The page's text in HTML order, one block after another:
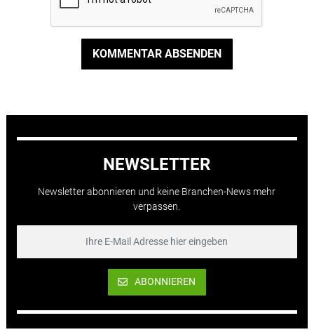
KOMMENTAR ABSENDEN
NEWSLETTER
Newsletter abonnieren und keine Branchen-News mehr
verpassen.
ABONNIEREN